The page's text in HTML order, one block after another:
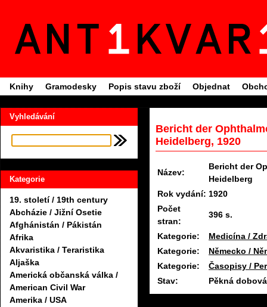
Knihy Gramodesky Popis stavu zboží Objednat
Vyhledávání
Kategorie
19. století / 19th century
Abcházie / Jižní Osetie
Afghánistán / Pákistán
Afrika
Akvaristika / Teraristika
Aljaška
Americká občanská válka /
American Civil War
Amerika / USA
Bericht der
Heidelberg, 1920
Název:
Bericht der
Heidelberg
Rok vydání: 1920
Počet
stran:
396 s.
Kategorie:
Medicína /
Kategorie:
Německo /
Kategorie:
Časopisy /
Stav:
Pěkná